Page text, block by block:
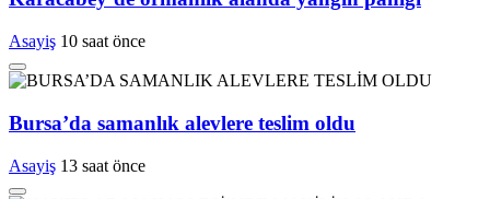
Asayiş 10 saat önce
Bursa’da samanlık alevlere teslim oldu
Asayiş 13 saat önce